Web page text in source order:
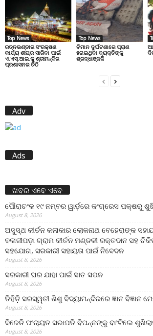
Top News
ରତ୍ନଭଣ୍ଡାର ସଂରକ୍ଷଣ
କାର୍ଯ୍ୟ ଶୀଘ୍ର ସାରିବା ପାଇଁ
ଏ.ଏସ୍.ଆଇ.କୁ ଶ୍ରୀମନ୍ଦିର
ପ୍ରଶାସନର ଚିଠି
Top News
ବିମାନ ଦୁର୍ଘଟଣାରେ ପ୍ରାଣ
ହରାଇଥିବା ବ୍ୟକ୍ତିଙ୍କୁ
ଶ୍ରଦ୍ଧାଞ୍ଜଳି
Adv
Ads
ଖବର ଏବେ ଏବେ
ପୌରାଚଂଳ ୧୯ ନମ୍ବର ୱାର୍ଡ଼ରେ କଂଗ୍ରେସ ପକ୍ଷରୁ
August 8, 2026
ଅସୁସ୍ଥ କୀର୍ତନ କଳାକାର ଲୋକନାଥ ବେହେରାଙ୍କ
ବଳାଜୀପଡ଼ା ଗ୍ରାମ କୀର୍ତନ ମଣ୍ଡଳୀ ରକ୍ତଦାନ ସହ
ସହଯୋଗ, ସରକାରୀ ସହାୟତା ପାଇଁ ନିବେଦନ
August 8, 2026
ସରକାରୀ ଘର ଯାହା ପାଇଁ ସାତ ସପନ
August 8, 2026
ତିହିଡି଼ ସରସ୍ୱତୀ ଶିଶୁ ବିଦ୍ୟାମନ୍ଦିରରେ ଜ୍ଞାନ ବିଜ୍ଞାନ
August 8, 2026
ବିଜେଡି ପଂଚାୟତ ସଭାପତି ବିପନ୍ନଙ୍କୁ ବାଂଟିଲେ
August 8, 2026